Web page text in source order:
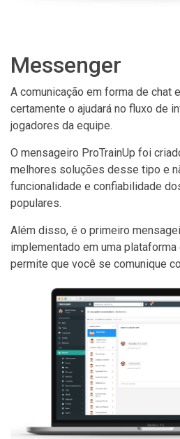
Messenger
A comunicação em forma de chat
certamente o ajudará no fluxo de
jogadores da equipe.
O mensageiro ProTrainUp foi
melhores soluções desse tipo e
funcionalidade e confiabilidade
populares.
Além disso, é o primeiro
implementado em uma
permite que você se comunique